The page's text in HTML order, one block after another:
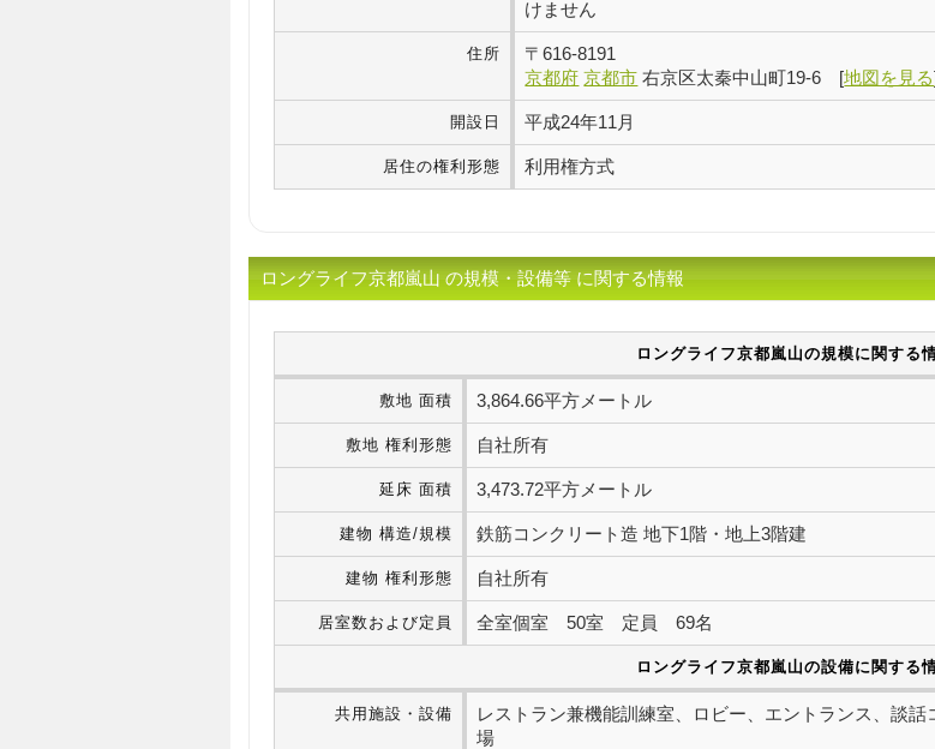
けません
住所 〒616-8191
京都府 京都市 右京区太秦中山町19-6 [地図を見る
開設日 平成24年11月
居住の権利形態 利用権方式
ロングライフ京都嵐山 の規模・設備等 に関する情報
ロングライフ京都嵐山の規模に関する
敷地 面積 3,864.66平方メートル
敷地 権利形態 自社所有
延床 面積 3,473.72平方メートル
建物 構造/規模 鉄筋コンクリート造 地下1階・地上3階建
建物 権利形態 自社所有
居室数および定員 全室個室 50室 定員 69名
ロングライフ京都嵐山の設備に関する
共用施設・設備
レストラン兼機能訓練室、ロビー、エントランス、談
場